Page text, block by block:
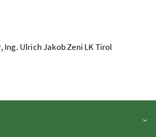
Ing. Ulrich Jakob Zeni LK Tirol